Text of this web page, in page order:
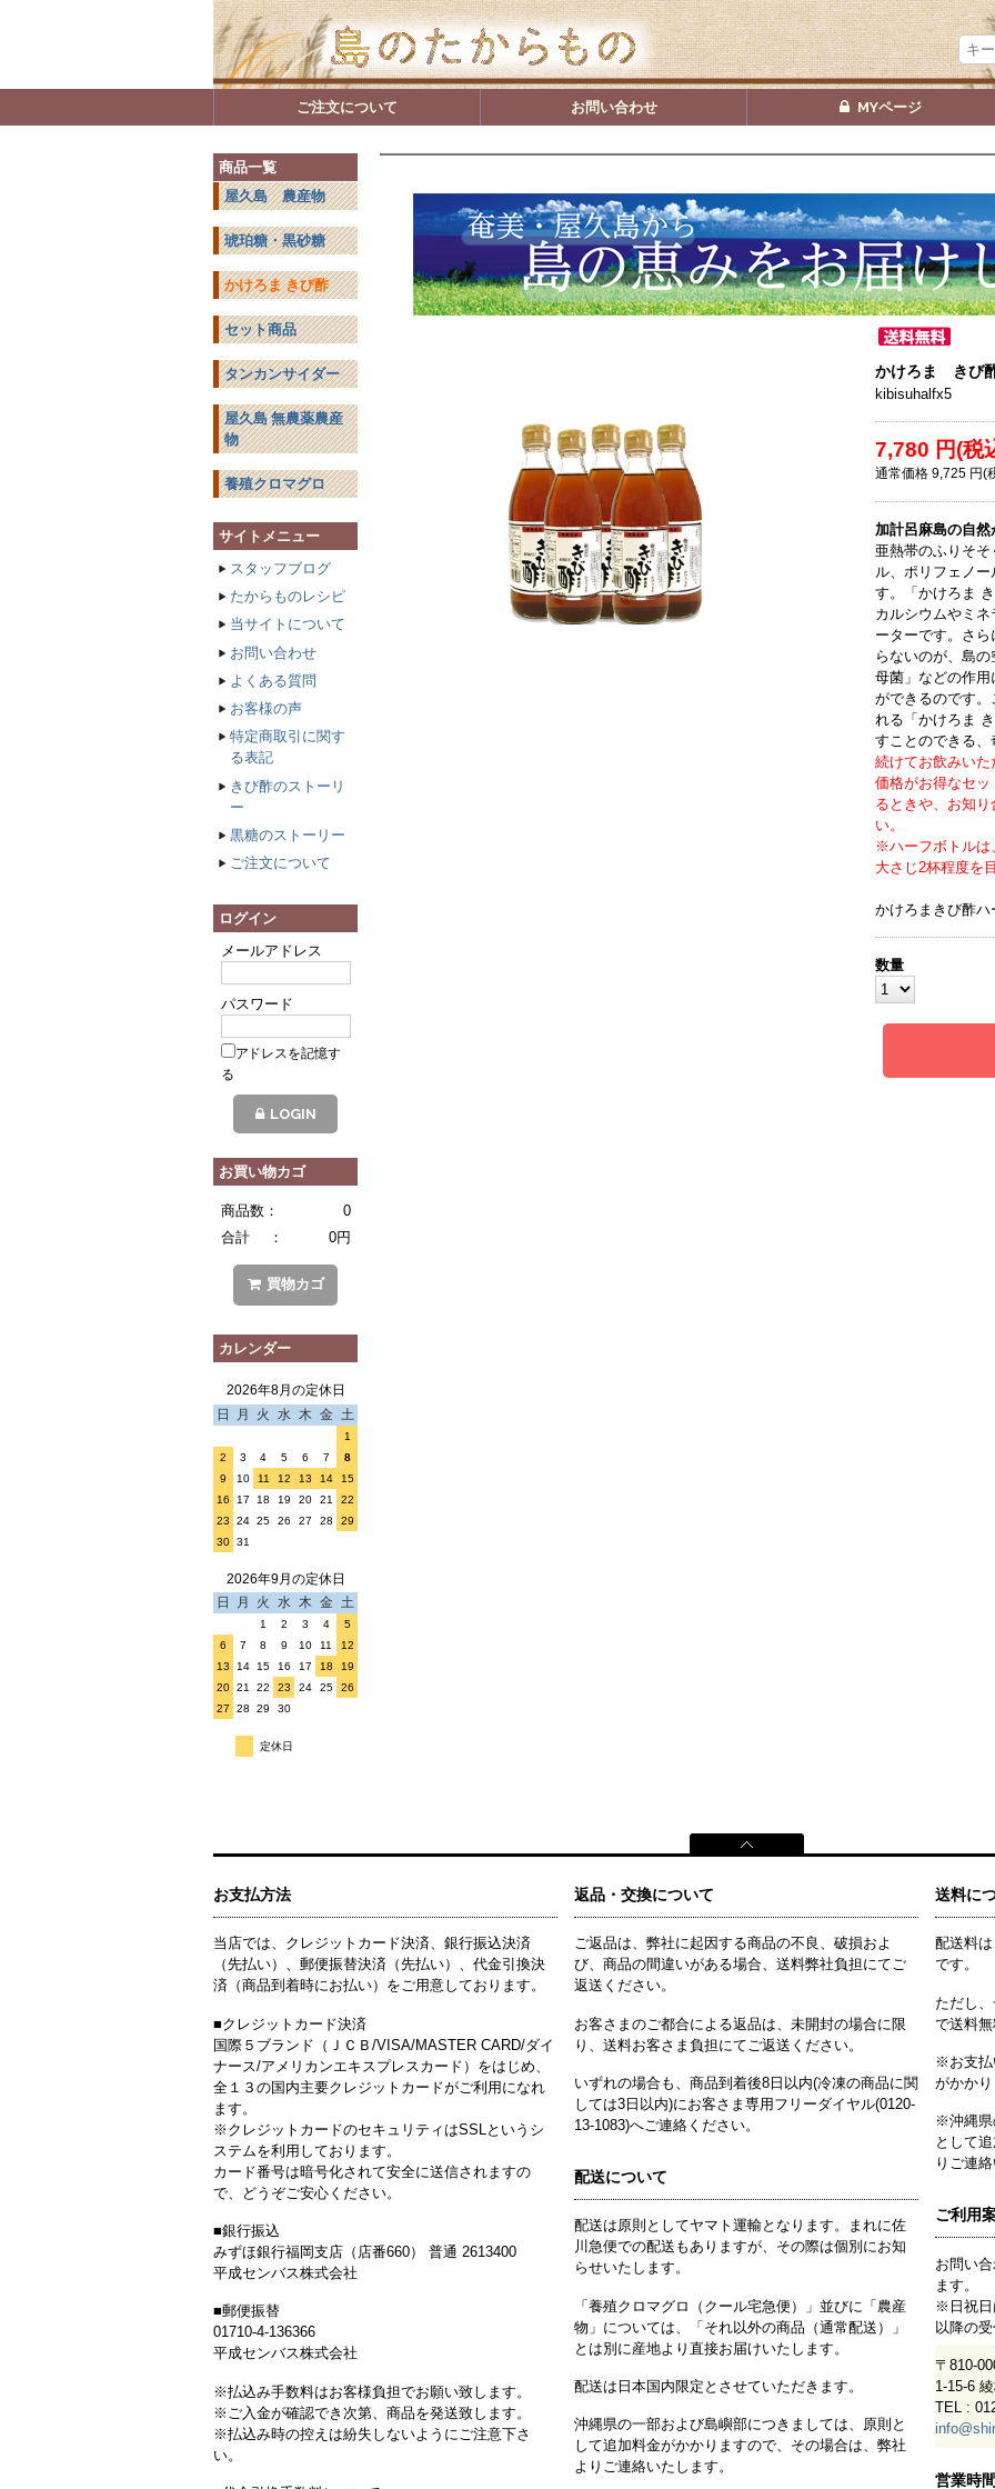
ご注文について お問い合わせ MYページ
かけろま きび
kibisuhalfx5
7,780 円(税
通常価格 9,725 円(
加計呂麻島の自然
亜熱帯のふりそ
ル、ポリフェノ
す。「かけろま
カルシウムやミ
ーターです。さ
らないのが、島
母菌」などの作
ができるのです
れる「かけろま
すことのできる、
続けてお飲みい
価格がお得なセ
るときや、お知
い。
※ハーフボトルは
大さじ2杯程度を
かけろまきび酢
数量
商品一覧
屋久島 農産物
琥珀糖・黒砂糖
かけろま きび酢
セット商品
タンカンサイダー
屋久島 無農薬農産
物
養殖クロマグロ
サイトメニュー
スタッフブログ
たからものレシピ
当サイトについて
お問い合わせ
よくある質問
お客様の声
特定商取引に関す
る表記
きび酢のストーリ
ー
黒糖のストーリー
ご注文について
ログイン
メールアドレス
パスワード
アドレスを記憶す
る
LOGIN
お買い物カゴ
商品数：
0
合計 ：
0円
買物カゴ
カレンダー
2026年8月の定休日
日
月 火 水 木 金 土
1
2
3 4 5 6 7
8
9
10 11 12 13 14
15
16
17 18 19 20 21
22
23
24 25 26 27 28
29
30 31
2026年9月の定休日
日
月 火 水 木 金 土
1 2 3 4
5
6
7 8 9 10 11
12
13
14 15 16 17 18
19
20 21 22 23 24 25
26
27
28 29 30
定休日
お支払方法
当店では、クレジットカード決済、銀行振込決済
（先払い）、郵便振替決済（先払い）、代金引換決
済（商品到着時にお払い）をご用意しております。
■クレジットカード決済
国際５ブランド（ＪＣＢ/VISA/MASTER CARD/ダイ
ナース/アメリカンエキスプレスカード）をはじめ、
全１３の国内主要クレジットカードがご利用になれ
ます。
※クレジットカードのセキュリティはSSLというシ
ステムを利用しております。
カード番号は暗号化されて安全に送信されますの
で、どうぞご安心ください。
■銀行振込
みずほ銀行福岡支店（店番660） 普通 2613400
平成センバス株式会社
■郵便振替
01710-4-136366
平成センバス株式会社
※払込み手数料はお客様負担でお願い致します。
※ご入金が確認でき次第、商品を発送致します。
※払込み時の控えは紛失しないようにご注意下さ
い。
返品・交換について
ご返品は、弊社に起因する商品の不良、破損およ
び、商品の間違いがある場合、送料弊社負担にてご
返送ください。
お客さまのご都合による返品は、未開封の場合に限
り、送料お客さま負担にてご返送ください。
いずれの場合も、商品到着後8日以内(冷凍の商品に関
しては3日以内)にお客さま専用フリーダイヤル(0120-
13-1083)へご連絡ください。
配送について
配送は原則としてヤマト運輸となります。まれに佐
川急便での配送もありますが、その際は個別にお知
らせいたします。
「養殖クロマグロ（クール宅急便）」並びに「農産
物」については、「それ以外の商品（通常配送）」
とは別に産地より直接お届けいたします。
配送は日本国内限定とさせていただきます。
沖縄県の一部および島嶼部につきましては、原則と
して追加料金がかかりますので、その場合は、弊社
よりご連絡いたします。
送料に
配送料は
です。
ただし
で送料無
※お支払
がかかり
※沖縄県
として
りご連絡
ご利用
お問い
ます。
※日祝日
以降の受
〒810-
1-15-6
TEL :
営業時